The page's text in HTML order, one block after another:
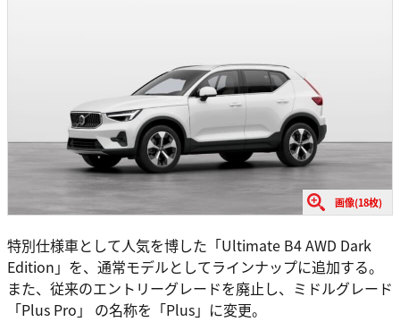
画像(18枚)
特別仕様車として人気を博した「Ultimate B4 AWD Dark
Edition」を、通常モデルとしてラインナップに追加する。
また、従来のエントリーグレードを廃止し、ミドルグレード
「Plus Pro」 の名称を「Plus」に変更。